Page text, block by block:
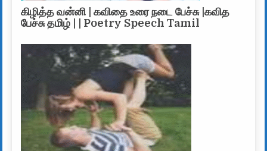
கிழித்த வன்னி | கவிதை உரை நடை பேச்சு |கவித
பேச்சு தமிழ் | | Poetry Speech Tamil